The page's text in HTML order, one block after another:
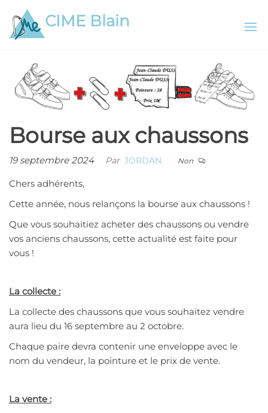
contenu
CIME Blain
Bourse aux chaussons
19 septembre 2024 Par JORDAN Non
Chers adhérents,
Cette année, nous relançons la bourse aux chaussons !
Que vous souhaitiez acheter des chaussons ou vendre
vos anciens chaussons, cette actualité est faite pour
vous !
La collecte :
La collecte des chaussons que vous souhaitez vendre
aura lieu du 16 septembre au 2 octobre.
Chaque paire devra contenir une enveloppe avec le
nom du vendeur, la pointure et le prix de vente.
La vente :